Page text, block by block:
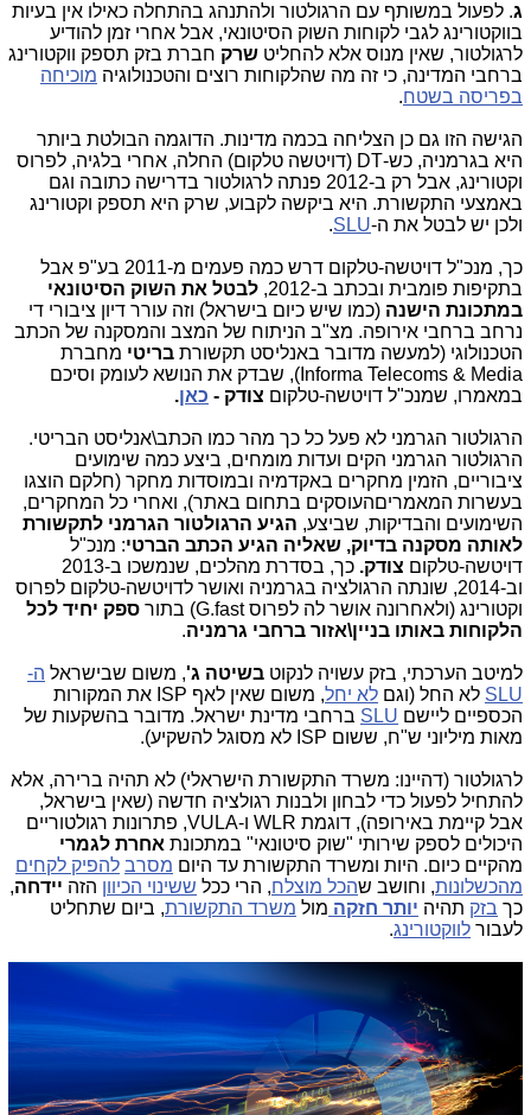
ג. לפעול במשותף עם הרגולטור ולהתנהג בהתחלה כאילו אין בעיות
בווקטורינג לגבי לקוחות השוק הסיטונאי, אבל אחרי זמן להודיע
לרגולטור, שאין מנוס אלא להחליט שרק חברת בזק תספק ווקטורינג
ברחבי המדינה, כי זה מה שהלקוחות רוצים והטכנולוגיה מוכיחה
בפריסה בשטח.
הגישה הזו גם כן הצליחה בכמה מדינות. הדוגמה הבולטת ביותר
היא בגרמניה, כש-DT (דויטשה טלקום) החלה, אחרי בלגיה, לפרוס
וקטורינג, אבל רק ב-2012 פנתה לרגולטור בדרישה כתובה וגם
באמצעי התקשורת. היא ביקשה לקבוע, שרק היא תספק וקטורינג
ולכן יש לבטל את ה-SLU
.
כך, מנכ"ל דויטשה-טלקום דרש כמה פעמים מ-2011 בע"פ אבל
בתקיפות פומבית ובכתב ב-2012,
לבטל את השוק הסיטונאי
במתכונת הישנה (כמו שיש כיום בישראל) וזה עורר דיון ציבורי די
נרחב ברחבי אירופה. מצ"ב הניתוח של המצב והמסקנה של הכתב
הטכנולוגי (למעשה מדובר באנליסט תקשורת בריטי מחברת
Informa Telecoms & Media ), שבדק את הנושא לעומק וסיכם
במאמרו, שמנכ"ל דויטשה-טלקום צודק - כאן.
הרגולטור הגרמני לא פעל כל כך מהר כמו הכתב\אנליסט הבריטי.
הרגולטור הגרמני הקים ועדות מומחים, ביצע כמה שימועים
ציבוריים, הזמין מחקרים באקדמיה ובמוסדות מחקר (חלקם הוצגו
בעשרות המאמריםהעוסקים בתחום באתר), ואחרי כל המחקרים,
השימועים והבדיקות, שביצע, הגיע הרגולטור הגרמני לתקשורת
לאותה מסקנה בדיוק, שאליה הגיע הכתב הברטי: מנכ"ל
דויטשה-טלקום צודק.
כך, בסדרת מהלכים, שנמשכו ב-2013
וב-2014, שונתה הרגולציה בגרמניה ואושר לדויטשה-טלקום לפרוס
וקטורינג (ולאחרונה אושר לה לפרוסG.fast) בתור ספק יחיד לכל
הלקוחות באותו בניין\אזור ברחבי גרמניה.
למיטב הערכתי, בזק עשויה לנקוט בשיטה ג', משום שבישראל ה-
SLU לא החל (וגם לא יחל
, משום שאין לאף ISP את המקורות
הכספיים ליישם SLU ברחבי מדינת ישראל. מדובר בהשקעות של
מאות מיליוני ש"ח, ששום ISP לא מסוגל להשקיע).
לרגולטור (דהיינו: משרד התקשורת הישראלי) לא תהיה ברירה, אלא
להתחיל לפעול כדי לבחון ולבנות רגולציה חדשה (שאין בישראל,
אבל קיימת באירופה), דוגמת WLR ו-VULA, פתרונות רגולטוריים
היכולים לספק שירותי "שוק סיטונאי" במתכונת אחרת לגמרי
מהקיים כיום. היות ומשרד התקשורת עד היום מסרב להפיק לקחים
מהכשלונות, וחושב שהכל מוצלח, הרי ככל ששינוי הכיוון הזה יידחה,
כך בזק תהיה יותר חזקה מול משרד התקשורת, ביום שתחליט
לעבור לווקטורינג.